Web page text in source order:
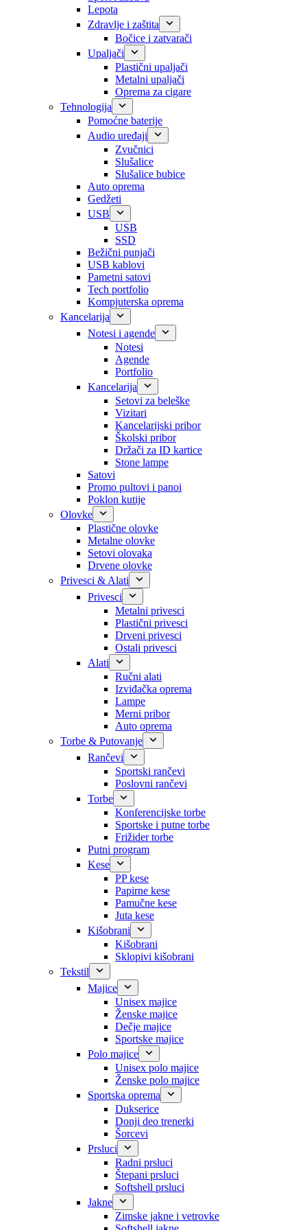
Lepota
Zdravlje i zaštita
Bočice i zatvarači
Upaljači
Plastični upaljači
Metalni upaljači
Oprema za cigare
Tehnologija
Pomoćne baterije
Audio uređaji
Zvučnici
Slušalice
Slušalice bubice
Auto oprema
Gedžeti
USB
USB
SSD
Bežični punjači
USB kablovi
Pametni satovi
Tech portfolio
Kompjuterska oprema
Kancelarija
Notesi i agende
Notesi
Agende
Portfolio
Kancelarija
Setovi za beleške
Vizitari
Kancelarijski pribor
Školski pribor
Držači za ID kartice
Stone lampe
Satovi
Promo pultovi i panoi
Poklon kutije
Olovke
Plastične olovke
Metalne olovke
Setovi olovaka
Drvene olovke
Privesci & Alati
Privesci
Metalni privesci
Plastični privesci
Drveni privesci
Ostali privesci
Alati
Ručni alati
Izviđačka oprema
Lampe
Merni pribor
Auto oprema
Torbe & Putovanje
Rančevi
Sportski rančevi
Poslovni rančevi
Torbe
Konferencijske torbe
Sportske i putne torbe
Frižider torbe
Putni program
Kese
PP kese
Papirne kese
Pamučne kese
Juta kese
Kišobrani
Kišobrani
Sklopivi kišobrani
Tekstil
Majice
Unisex majice
Ženske majice
Dečje majice
Sportske majice
Polo majice
Unisex polo majice
Ženske polo majice
Sportska oprema
Dukserice
Donji deo trenerki
Šorcevi
Prsluci
Radni prsluci
Štepani prsluci
Softshell prsluci
Jakne
Zimske jakne i vetrovke